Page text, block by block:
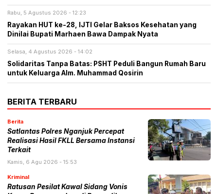
Rabu, 5 Agustus 2026 - 12:23
Rayakan HUT ke-28, IJTI Gelar Baksos Kesehatan yang
Dinilai Bupati Marhaen Bawa Dampak Nyata
Selasa, 4 Agustus 2026 - 14:02
Solidaritas Tanpa Batas: PSHT Peduli Bangun Rumah Baru
untuk Keluarga Alm. Muhammad Qosirin
BERITA TERBARU
Berita
Satlantas Polres Nganjuk Percepat
Realisasi Hasil FKLL Bersama Instansi
Terkait
Kamis, 6 Agu 2026 - 15:53
Kriminal
Ratusan Pesilat Kawal Sidang Vonis